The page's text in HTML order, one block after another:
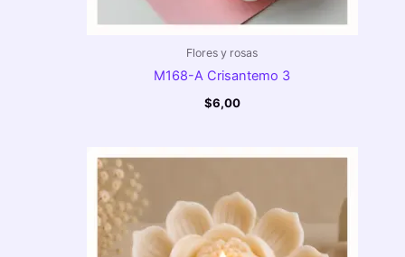
Flores y rosas
M168-A Crisantemo 3
$6,00